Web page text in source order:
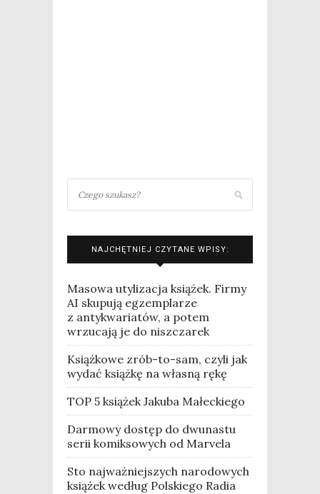
NAJCHĘTNIEJ CZYTANE WPISY:
Masowa utylizacja książek. Firmy
AI skupują egzemplarze
z antykwariatów, a potem
wrzucają je do niszczarek
Książkowe zrób-to-sam, czyli jak
wydać książkę na własną rękę
TOP 5 książek Jakuba Małeckiego
Darmowy dostęp do dwunastu
serii komiksowych od Marvela
Sto najważniejszych narodowych
książek według Polskiego Radia